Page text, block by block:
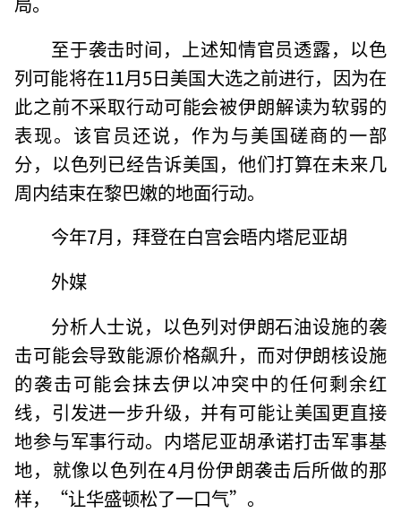
至于袭击时间，上述知情官员透露，以色
列可能将在11月5日美国大选之前进行，因为在
此之前不采取行动可能会被伊朗解读为软弱的
表现。该官员还说，作为与美国磋商的一部
分，以色列已经告诉美国，他们打算在未来几
周内结束在黎巴嫩的地面行动。
今年7月，拜登在白宫会晤内塔尼亚胡
外媒
分析人士说，以色列对伊朗石油设施的袭
击可能会导致能源价格飙升，而对伊朗核设施
的袭击可能会抹去伊以冲突中的任何剩余红
线，引发进一步升级，并有可能让美国更直接
地参与军事行动。内塔尼亚胡承诺打击军事基
地，就像以色列在4月份伊朗袭击后所做的那
样，“让华盛顿松了一口气”。